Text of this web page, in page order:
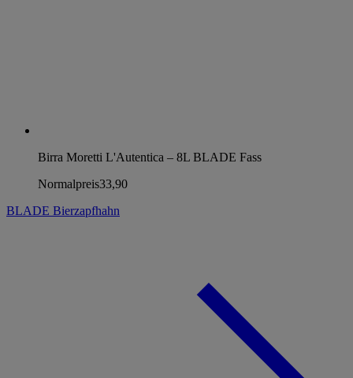
Birra Moretti L'Autentica – 8L BLADE Fass
Normalpreis33,90
BLADE Bierzapfhahn